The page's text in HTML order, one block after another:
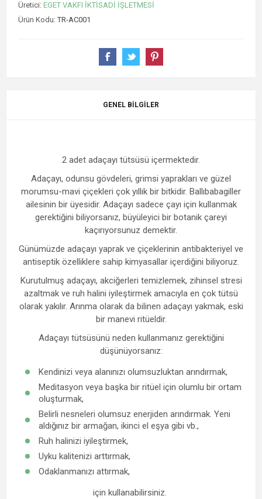
Üretici: EGET VAKFI İKTİSADİ İŞLETMESİ
Ürün Kodu: TR-AC001
GENEL BILGILER
2 adet adaçayı tütsüsü içermektedir.
Adaçayı, odunsu gövdeleri, grimsi yaprakları ve güzel
morumsu-mavi çiçekleri çok yıllık bir bitkidir. Ballıbabagiller
ailesinin bir üyesidir. Adaçayı sadece çayı için kullanmak
gerektiğini biliyorsanız, büyüleyici bir botanik çareyi
kaçırıyorsunuz demektir.
Günümüzde adaçayı yaprak ve çiçeklerinin antibakteriyel ve
antiseptik özelliklere sahip kimyasallar içerdiğini biliyoruz.
Kurutulmuş adaçayı, akciğerleri temizlemek, zihinsel stresi
azaltmak ve ruh halini iyileştirmek amacıyla en çok tütsü
olarak yakılır. Arınma olarak da bilinen adaçayı yakmak, eski
bir manevi ritüeldir.
Adaçayı tütsüsünü neden kullanmanız gerektiğini
düşünüyorsanız:
Kendinizi veya alanınızı olumsuzluktan arındırmak,
Meditasyon veya başka bir ritüel için olumlu bir ortam
oluşturmak,
Belirli nesneleri olumsuz enerjiden arındırmak. Yeni
aldığınız bir armağan, ikinci el eşya gibi vb.,
Ruh halinizi iyileştirmek,
Uyku kalitenizi arttırmak,
Odaklanmanızı attırmak,
için kullanabilirsiniz.